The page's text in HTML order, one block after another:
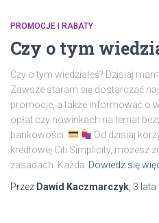
PROMOCJE I RABATY
Czy o tym
Czy o tym wiedziałeś? Dzisiaj
Zawsze staram się dostarczać
promocje, a także informować o
opłat czy nowinkach na temat
bankowości.
Od dzisiaj
kredtowej Citi Simplicity, możesz
zasadach. Każda Dowiedz się
Przez Dawid Kaczmarczyk 3 lata